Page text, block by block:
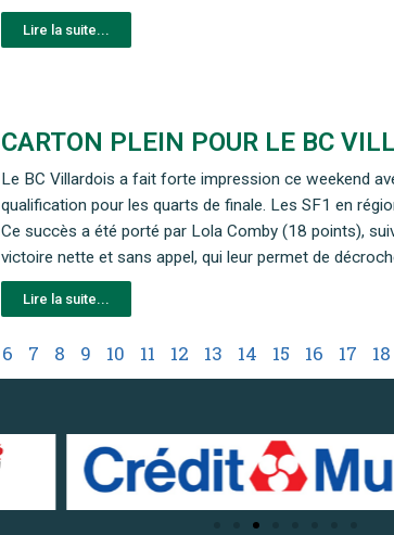
Lire la suite...
CARTON PLEIN POUR LE BC
Le BC Villardois a fait forte impression ce weekend
qualification pour les quarts de finale. Les SF1 en
Ce succès a été porté par Lola Comby (18 points),
victoire nette et sans appel, qui leur permet de
Lire la suite...
6 7 8 9 10 11 12 13 14 15 16 17 18